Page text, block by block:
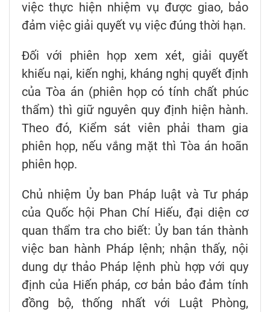
việc thực hiện nhiệm vụ được giao, bảo
đảm việc giải quyết vụ việc đúng thời hạn.
Đối với phiên họp xem xét, giải quyết
khiếu nại, kiến nghị, kháng nghị quyết định
của Tòa án (phiên họp có tính chất phúc
thẩm) thì giữ nguyên quy định hiện hành.
Theo đó, Kiểm sát viên phải tham gia
phiên họp, nếu vắng mặt thì Tòa án hoãn
phiên họp.
Chủ nhiệm Ủy ban Pháp luật và Tư pháp
của Quốc hội Phan Chí Hiếu, đại diện cơ
quan thẩm tra cho biết: Ủy ban tán thành
việc ban hành Pháp lệnh; nhận thấy, nội
dung dự thảo Pháp lệnh phù hợp với quy
định của Hiến pháp, cơ bản bảo đảm tính
đồng bộ, thống nhất với Luật Phòng,